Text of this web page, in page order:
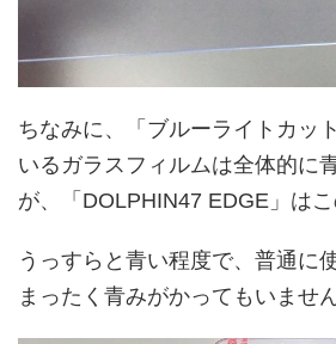
ちなみに、「ブルーライトカッ
いるガラスフィルムは全体的に
が、「DOLPHIN47 EDGE」はこ
うっすらと青い程度で、普通に
まったく青みがかってもいません